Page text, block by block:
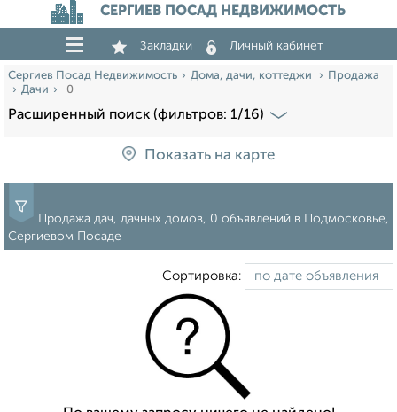
СЕРГИЕВ ПОСАД НЕДВИЖИМОСТЬ
Закладки Личный кабинет
Сергиев Посад Недвижимость Дома, дачи, коттеджи
Продажа
Дачи
0
Расширенный поиск (фильтров: 1/16)
Показать на карте
Продажа дач, дачных домов, 0 объявлений в Подмосковье,
Сергиевом Посаде
Сортировка: